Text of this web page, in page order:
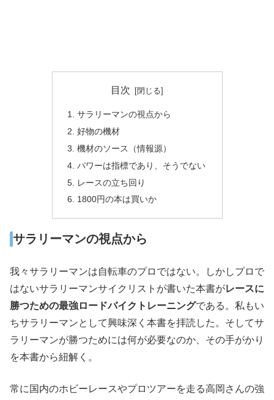
目次
サラリーマンの視点から
好物の機材
機材のソース（情報源）
パワーは指標であり、そうでない
レースの立ち回り
1800円の本は買いか
サラリーマンの視点から
我々サラリーマンは自転車のプロではない。しかしプロで
はないサラリーマンサイクリストが書いた本書がレースに
勝つための最強ロードバイクトレーニングである。私もい
ちサラリーマンとして興味深く本書を拝読した。そしてサ
ラリーマンが勝つためには何が必要なのか、その手がかり
を本書から紐解く。
常に国内のホビーレースやプロツアーを走る高岡さんの強